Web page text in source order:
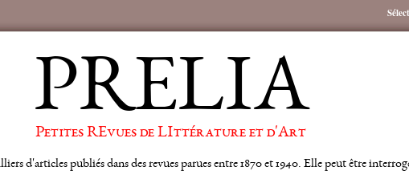
PRELIA
Petites REvues de LIttérature et d'Art
d'articles publiés dans des revues parues entre 1870 et 1940. Elle peut être